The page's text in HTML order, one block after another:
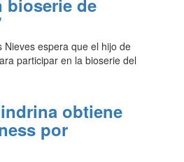
Nieves espera que el hijo de
participar en la bioserie del
obtiene
por